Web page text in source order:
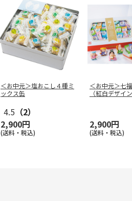
＜お中元＞塩おこし４種ミ
ックス缶
4.5 （2）
2,900円
(送料・税込)
＜お中元＞七
（紅白デザイン
2,900円
(送料・税込)